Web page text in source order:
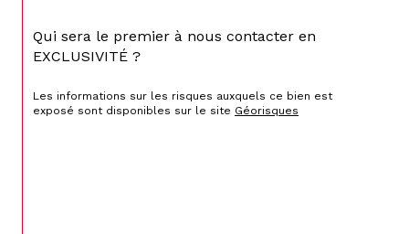
Qui sera le premier à nous contacter en
EXCLUSIVITÉ ?
Les informations sur les risques auxquels ce bien est
exposé sont disponibles sur le site Géorisques